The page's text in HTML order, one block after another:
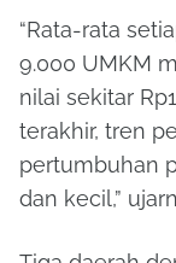
“Rata-rata
9.000 UMKM
nilai sekitar
terakhir, tren
pertumbuhan
dan kecil,”